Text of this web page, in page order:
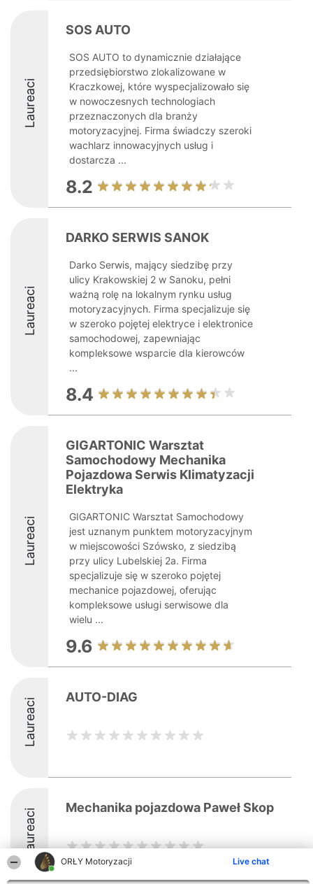
ORŁY Motoryzacji Live chat
Laureaci
SOS AUTO
SOS AUTO to dynamicznie działające
przedsiębiorstwo zlokalizowane w
Kraczkowej, które wyspecjalizowało się
w nowoczesnych technologiach
przeznaczonych dla branży
motoryzacyjnej. Firma świadczy szeroki
wachlarz innowacyjnych usług i
dostarcza ...
8.2
Laureaci
DARKO SERWIS SANOK
Darko Serwis, mający siedzibę przy
ulicy Krakowskiej 2 w Sanoku, pełni
ważną rolę na lokalnym rynku usług
motoryzacyjnych. Firma specjalizuje się
w szeroko pojętej elektryce i elektronice
samochodowej, zapewniając
kompleksowe wsparcie dla kierowców
...
8.4
Laureaci
GIGARTONIC Warsztat
Samochodowy Mechanika
Pojazdowa Serwis Klimatyzacji
Elektryka
GIGARTONIC Warsztat Samochodowy
jest uznanym punktem motoryzacyjnym
w miejscowości Szówsko, z siedzibą
przy ulicy Lubelskiej 2a. Firma
specjalizuje się w szeroko pojętej
mechanice pojazdowej, oferując
kompleksowe usługi serwisowe dla
wielu ...
9.6
Laureaci AUTO-DIAG
Laureaci Mechanika pojazdowa Paweł Skop